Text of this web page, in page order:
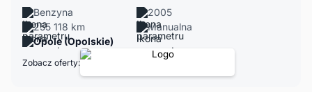
Benzyna
2005
255 118 km
Manualna
Opole (Opolskie)
Zobacz oferty: